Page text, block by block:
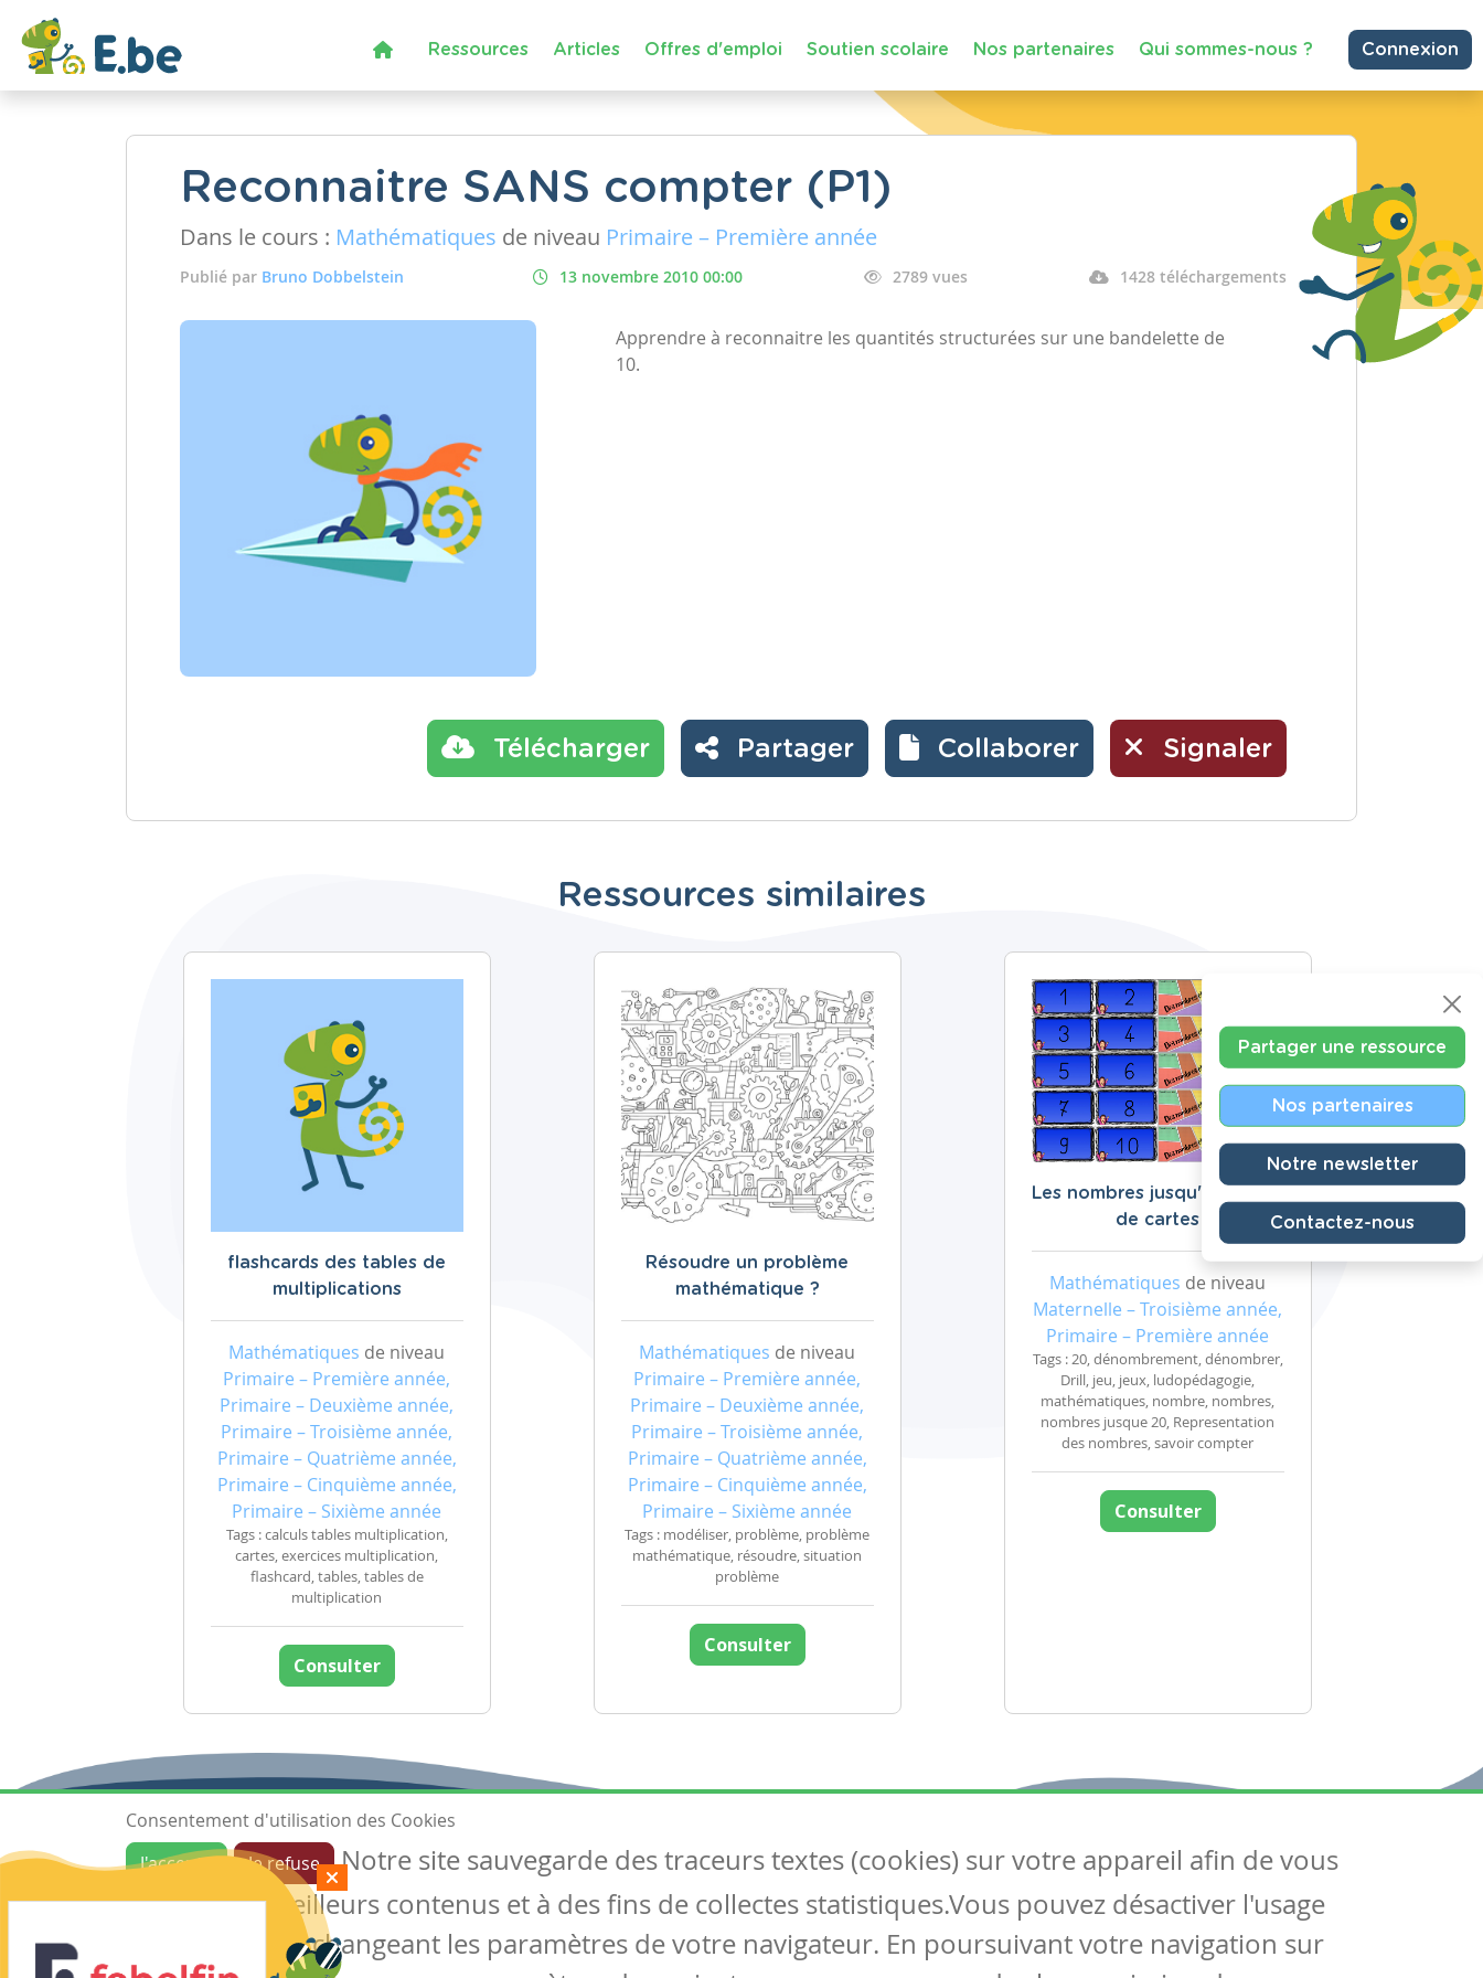
Ressources Articles Offres d'emploi Soutien scolaire Nos partenaires Qui sommes-nous ? Connexion
Reconnaitre SANS compter (P1)
Dans le cours : Mathématiques de niveau Primaire – Première année
Publié par Bruno Dobbelstein 13 novembre 2010 00:00 2789 vues 1428 téléchargements
Apprendre à reconnaitre les quantités structurées sur une bandelette de
10.
Télécharger Partager Collaborer Signaler
Ressources similaires
flashcards des tables de
multiplications
Mathématiques de niveau
Primaire – Première année,
Primaire – Deuxième année,
Primaire – Troisième année,
Primaire – Quatrième année,
Primaire – Cinquième année,
Primaire – Sixième année
Tags : calculs tables multiplication,
cartes, exercices multiplication,
flashcard, tables, tables de
multiplication
Consulter
Résoudre un problème
mathématique ?
Mathématiques de niveau
Primaire – Première année,
Primaire – Deuxième année,
Primaire – Troisième année,
Primaire – Quatrième année,
Primaire – Cinquième année,
Primaire – Sixième année
Tags : modéliser, problème, problème
mathématique, résoudre, situation
problème
Consulter
Les nombres jusqu'à 20 : jeu
de cartes
Mathématiques de niveau
Maternelle – Troisième année,
Primaire – Première année
Tags : 20, dénombrement, dénombrer,
Drill, jeu, jeux, ludopédagogie,
mathématiques, nombre, nombres,
nombres jusque 20, Representation
des nombres, savoir compter
Consulter
Partager une ressource
Nos partenaires
Notre newsletter
Contactez-nous
Ressources
Les ressources
Créer une ressource
Mes ressources
Articles
Tous les articles
Articles DYS
Suivez-nous
Contactez-nous
Soutien scolaire
Consentement d'utilisation des Cookies
J'accepte
Je refuse
Notre site sauvegarde des traceurs textes (cookies) sur votre appareil afin de vous
garantir de meilleurs contenus et à des fins de collectes statistiques.Vous pouvez désactiver l'usage
des cookies en changeant les paramètres de votre navigateur. En poursuivant votre navigation sur